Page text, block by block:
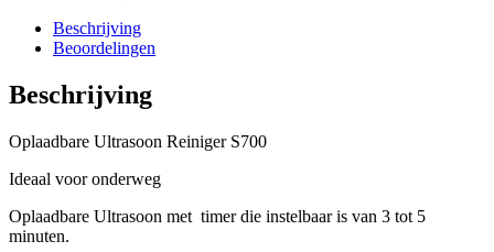
Beschrijving
Beoordelingen
Beschrijving
Oplaadbare Ultrasoon Reiniger S700
Ideaal voor onderweg
Oplaadbare Ultrasoon met timer die instelbaar is van 3 tot 5
minuten.